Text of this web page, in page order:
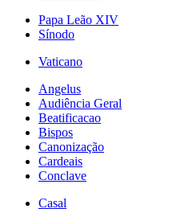
Papa Leão XIV
Sínodo
Vaticano
Angelus
Audiência Geral
Beatificacao
Bispos
Canonização
Cardeais
Conclave
Casal